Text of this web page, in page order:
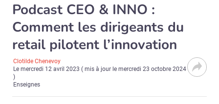
Podcast CEO & INNO :
Comment les dirigeants du
retail pilotent l’innovation
Clotilde Chenevoy
Lemercredi 12 avril 2023 ( mis à jour lemercredi 23 octobre 2024
)
Enseignes